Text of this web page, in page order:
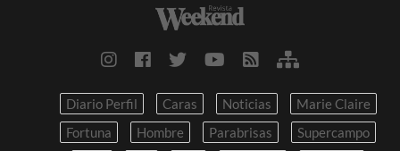
Diario Perfil Caras Noticias
Marie Claire
Fortuna
Hombre Parabrisas
Supercampo